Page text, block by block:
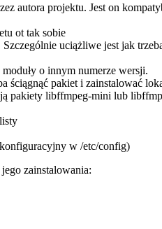
autora projektu. Jest on
ot tak sobie
uciążliwe jest jak
o innym numerze wersji.
pakiet i zainstalować
pakiety libffmpeg-mini lub
w /etc/config)
zainstalowania: